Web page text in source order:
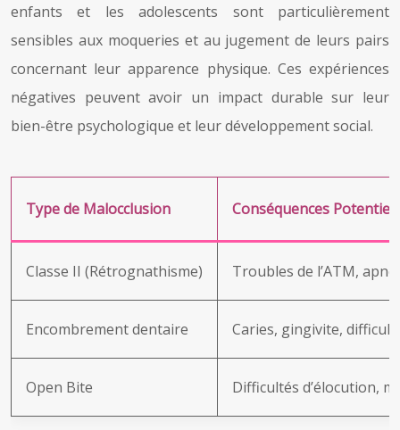
enfants et les adolescents sont particulièrement
sensibles aux moqueries et au jugement de leurs pairs
concernant leur apparence physique. Ces expériences
négatives peuvent avoir un impact durable sur leur
bien-être psychologique et leur développement social.
Type de Malocclusion Conséquences
Classe II (Rétrognathisme) Troubles de l’ATM,
Encombrement dentaire Caries, gingivite,
Open Bite Difficultés d’élocution,